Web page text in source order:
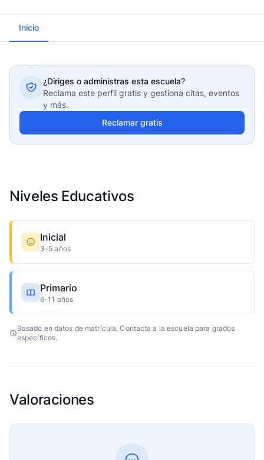
Inicio
¿Diriges o administras esta escuela?
Reclama este perfil gratis y gestiona citas, eventos
y más.
Reclamar gratis
Niveles Educativos
Inicial
3-5 años
Primario
6-11 años
Basado en datos de matrícula. Contacta a la escuela para grados
específicos.
Valoraciones